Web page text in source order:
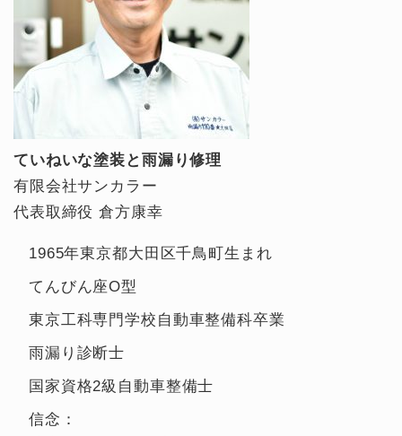
ていねいな塗装と雨漏り修理
有限会社サンカラー
代表取締役 倉方康幸
1965年東京都大田区千鳥町生まれ
てんびん座O型
東京工科専門学校自動車整備科卒業
雨漏り診断士
国家資格2級自動車整備士
信念：